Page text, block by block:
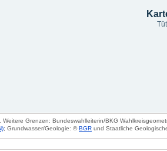
. Weitere Grenzen: Bundeswahlleiterin/BKG
; Grundwasser/Geologie: ©BGR und Staatliche